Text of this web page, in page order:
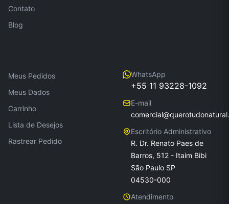
Contato
Blog
Meus Pedidos
Meus Dados
Carrinho
Lista de Desejos
Rastrear Pedido
WhatsApp
+55 11 93228-1092
E-mail
Escritório Administrativo
R. Dr. Renato Paes de
Barros, 512 - Itaim Bibi
São Paulo SP
04530-000
Atendimento